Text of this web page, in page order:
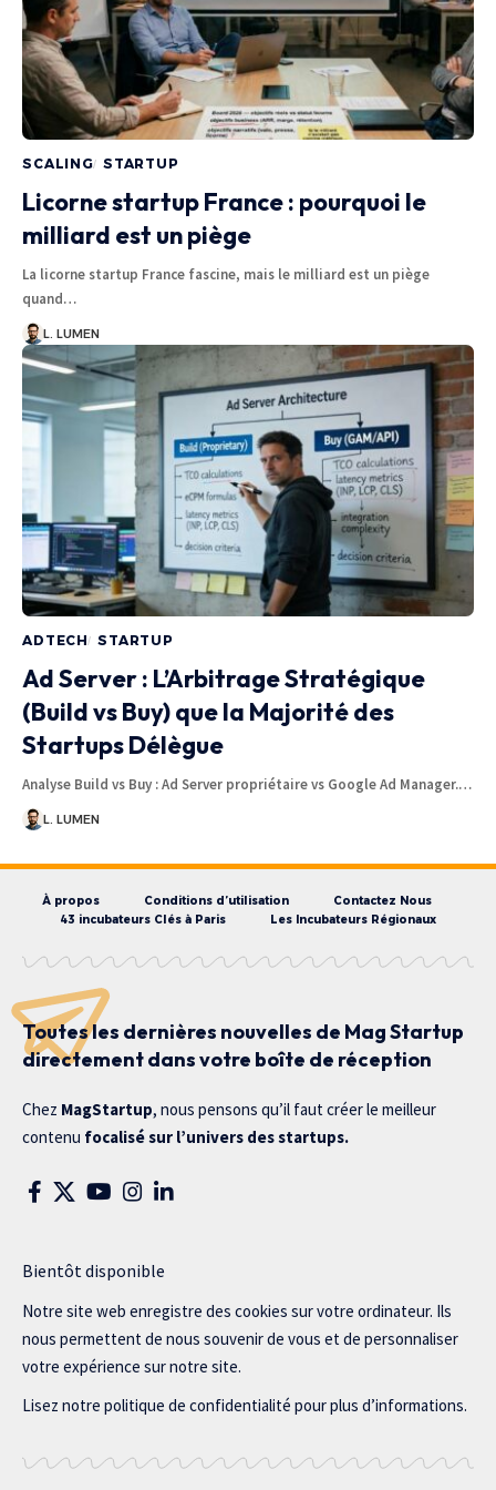
SCALING STARTUP
Licorne startup France : pourquoi le
milliard est un piège
La licorne startup France fascine, mais le milliard est un piège
quand…
L. LUMEN
ADTECH STARTUP
Ad Server : L’Arbitrage Stratégique
(Build vs Buy) que la Majorité des
Startups Délègue
Analyse Build vs Buy : Ad Server propriétaire vs Google Ad Manager.…
L. LUMEN
À propos Conditions d’utilisation
Contactez Nous
43 incubateurs Clés à Paris
Les Incubateurs Régionaux
Toutes les dernières nouvelles de Mag Startup
directement dans votre boîte de réception
Chez MagStartup, nous pensons qu’il faut créer le meilleur
contenu focalisé sur l’univers des startups.
Bientôt disponible
Notre site web enregistre des cookies sur votre ordinateur. Ils
nous permettent de nous souvenir de vous et de personnaliser
votre expérience sur notre site.
Lisez notre politique de confidentialité pour plus d’informations.